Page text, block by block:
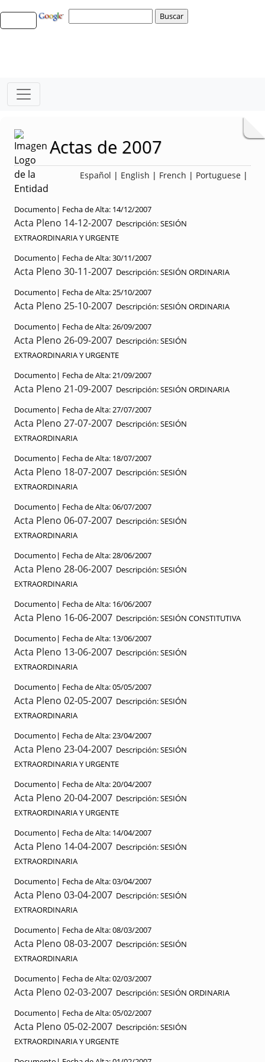
Actas de 2007
Español | English | French | Portuguese |
Documento| Fecha de Alta: 14/12/2007
Acta Pleno 14-12-2007 Descripción:SESIÓN
EXTRAORDINARIA Y URGENTE
Documento| Fecha de Alta:30/11/2007
Acta Pleno 30-11-2007 Descripción:SESIÓN ORDINARIA
Documento| Fecha de Alta:25/10/2007
Acta Pleno 25-10-2007 Descripción:SESIÓN ORDINARIA
Documento| Fecha de Alta:26/09/2007
Acta Pleno 26-09-2007 Descripción:SESIÓN
EXTRAORDINARIA Y URGENTE
Documento| Fecha de Alta:21/09/2007
Acta Pleno 21-09-2007 Descripción:SESIÓN ORDINARIA
Documento| Fecha de Alta:27/07/2007
Acta Pleno 27-07-2007 Descripción:SESIÓN
EXTRAORDINARIA
Documento| Fecha de Alta: 18/07/2007
Acta Pleno 18-07-2007 Descripción:SESIÓN
EXTRAORDINARIA
Documento| Fecha de Alta:06/07/2007
Acta Pleno 06-07-2007 Descripción:SESIÓN
EXTRAORDINARIA
Documento| Fecha de Alta:28/06/2007
Acta Pleno 28-06-2007 Descripción:SESIÓN
EXTRAORDINARIA
Documento| Fecha de Alta: 16/06/2007
Acta Pleno 16-06-2007 Descripción:SESIÓN CONSTITUTIVA
Documento| Fecha de Alta: 13/06/2007
Acta Pleno 13-06-2007 Descripción:SESIÓN
EXTRAORDINARIA
Documento| Fecha de Alta:05/05/2007
Acta Pleno 02-05-2007 Descripción:SESIÓN
EXTRAORDINARIA
Documento| Fecha de Alta:23/04/2007
Acta Pleno 23-04-2007 Descripción:SESIÓN
EXTRAORDINARIA Y URGENTE
Documento| Fecha de Alta:20/04/2007
Acta Pleno 20-04-2007 Descripción:SESIÓN
EXTRAORDINARIA Y URGENTE
Documento| Fecha de Alta: 14/04/2007
Acta Pleno 14-04-2007 Descripción:SESIÓN
EXTRAORDINARIA
Documento| Fecha de Alta:03/04/2007
Acta Pleno 03-04-2007 Descripción:SESIÓN
EXTRAORDINARIA
Documento| Fecha de Alta:08/03/2007
Acta Pleno 08-03-2007 Descripción:SESIÓN
EXTRAORDINARIA
Documento| Fecha de Alta:02/03/2007
Acta Pleno 02-03-2007 Descripción:SESIÓN ORDINARIA
Documento| Fecha de Alta:05/02/2007
Acta Pleno 05-02-2007 Descripción:SESIÓN
EXTRAORDINARIA Y URGENTE